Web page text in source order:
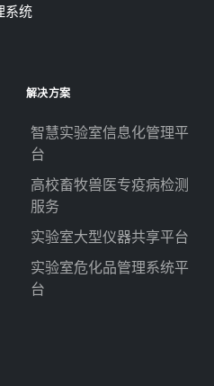
系统
解决方案
智慧实验室信息化管理平
台
高校畜牧兽医专疫病检测
服务
实验室大型仪器共享平台
实验室危化品管理系统平
台